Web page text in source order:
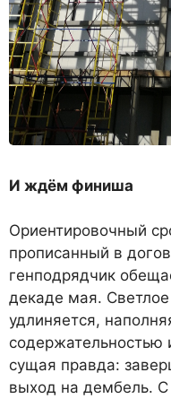
И ждём финиша
Ориентировочный
прописанный в
генподрядчик
декаде мая.
удлиняется,
содержательностью
сущая правда:
выход на дембель.